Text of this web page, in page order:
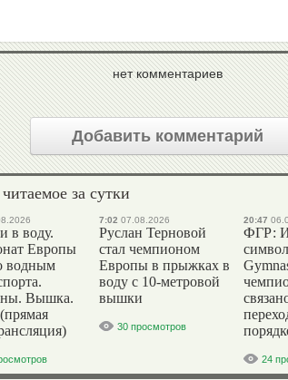
нет комментариев
Добавить комментарий
за сутки
в воду.
Европы
водным
Вышка.
7:02 07.08.2026
Руслан Терновой
стал чемпионом
Европы в прыжках в
воду с 10-метровой
вышки
30 просмотров
20:47
ФГР:
24